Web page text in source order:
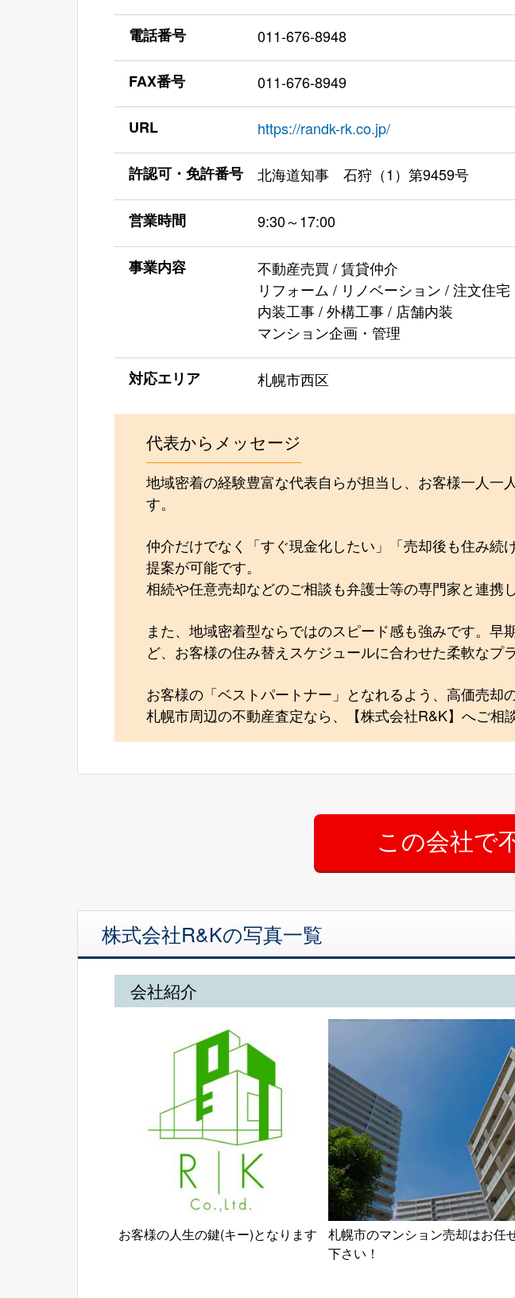
電話番号 011-676-8948
FAX番号 011-676-8949
URL https://randk-rk.co.jp/
許認可・免許番号 北海道知事 石狩（1）第9459号
営業時間 9:30～17:00
事業内容
不動産売買 / 賃貸仲介
リフォーム / リノベーション / 注文住宅
内装工事 / 外構工事 / 店舗内装
マンション企画・管理
対応エリア 札幌市西区
代表からメッセージ
地域密着の経験豊富な代表自らが担当し、お客様一人
す。
仲介だけでなく「すぐ現金化したい」「売却後も住み
提案が可能です。
相続や任意売却などのご相談も弁護士等の専門家と連携
また、地域密着型ならではのスピード感も強みです。
ど、お客様の住み替えスケジュールに合わせた柔軟なプ
お客様の「ベストパートナー」となれるよう、高価売却
札幌市周辺の不動産査定なら、【株式会社R&K】へご相
株式会社R&Kの写真一覧
会社紹介
お客様の人生の鍵(キー)となります
札幌市のマンション売却はお任
下さい！